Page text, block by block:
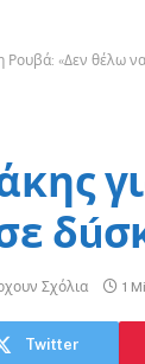
Ρουβά: «Δεν θέλω
Σχόλια 1
Twitter